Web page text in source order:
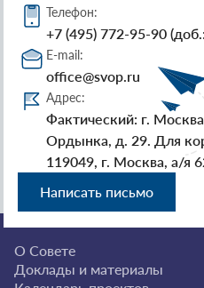
Телефон:
+7 (495) 772-95-90
E-mail:
office@svop.ru
Адрес:
Фактический: г.
Ордынка, д. 29. Для
119049, г. Москва, а/я
Написать письмо
О Совете
Доклады и материалы